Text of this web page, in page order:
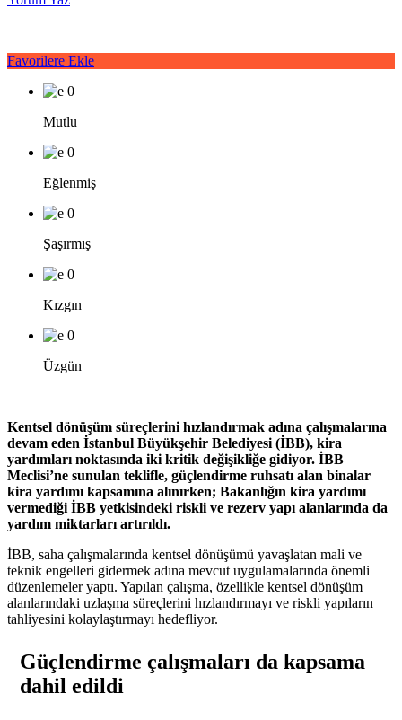
Favorilere Ekle
0
Mutlu
0
Eğlenmiş
0
Şaşırmış
0
Kızgın
0
Üzgün
Kentsel dönüşüm süreçlerini hızlandırmak adına çalışmalarına
devam eden İstanbul Büyükşehir Belediyesi (İBB), kira
yardımları noktasında iki kritik değişikliğe gidiyor. İBB
Meclisi’ne sunulan teklifle, güçlendirme ruhsatı alan binalar
kira yardımı kapsamına alınırken; Bakanlığın kira yardımı
vermediği İBB yetkisindeki riskli ve rezerv yapı alanlarında da
yardım miktarları artırıldı.
İBB, saha çalışmalarında kentsel dönüşümü yavaşlatan mali ve
teknik engelleri gidermek adına mevcut uygulamalarında önemli
düzenlemeler yaptı. Yapılan çalışma, özellikle kentsel dönüşüm
alanlarındaki uzlaşma süreçlerini hızlandırmayı ve riskli yapıların
tahliyesini kolaylaştırmayı hedefliyor.
Güçlendirme çalışmaları da kapsama
dahil edildi